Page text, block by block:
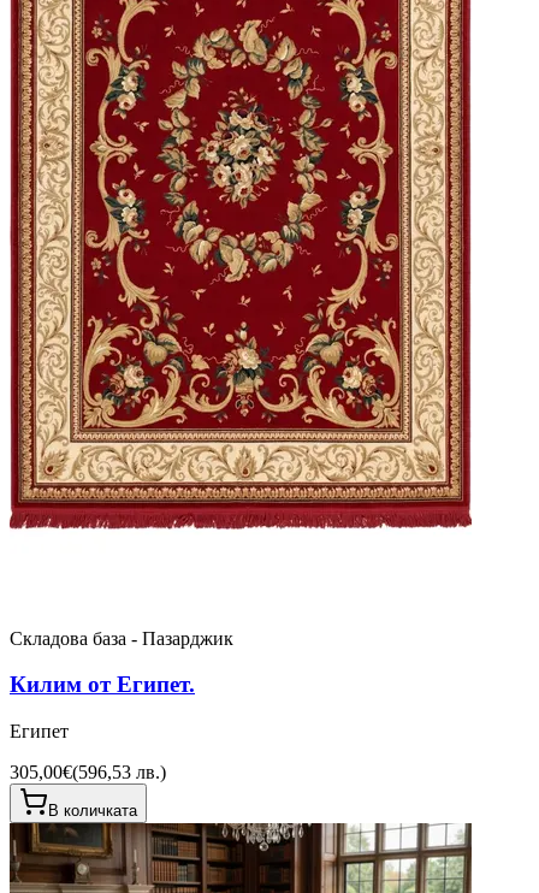
Складова база - Пазарджик
Килим от Египет.
Египет
305,00€(596,53 лв.)
В количката